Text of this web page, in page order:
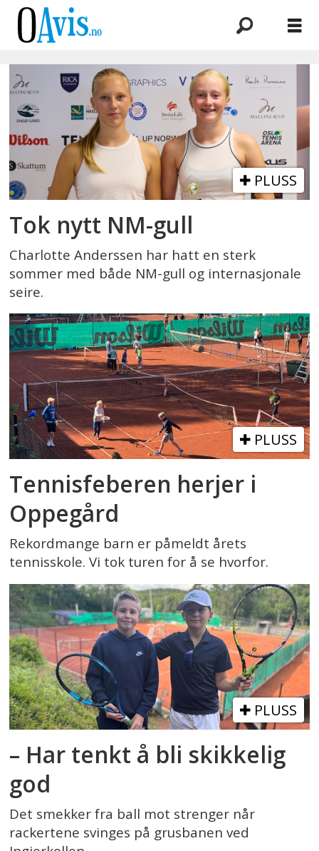
Emne:
tennis
PLUSS
Tok nytt NM-gull
Charlotte Anderssen har hatt en sterk
sommer med både NM-gull og internasjonale
seire.
PLUSS
Tennisfeberen herjer i
Oppegård
Rekordmange barn er påmeldt årets
tennisskole. Vi tok turen for å se hvorfor.
PLUSS
– Har tenkt å bli skikkelig
god
Det smekker fra ball mot strenger når
rackertene svinges på grusbanen ved